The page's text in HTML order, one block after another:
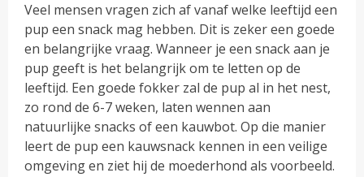
Veel mensen vragen zich af vanaf welke leeftijd een
pup een snack mag hebben. Dit is zeker een goede
en belangrijke vraag. Wanneer je een snack aan je
pup geeft is het belangrijk om te letten op de
leeftijd. Een goede fokker zal de pup al in het nest,
zo rond de 6-7 weken, laten wennen aan
natuurlijke snacks of een kauwbot. Op die manier
leert de pup een kauwsnack kennen in een veilige
omgeving en ziet hij de moederhond als voorbeeld.